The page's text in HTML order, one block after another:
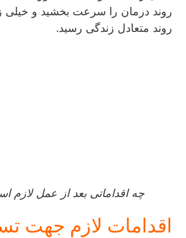
روند درمان را سرعت بخشید و خیلی
روند متعادل زندگی رسید.
چه اقداماتی بعد از عمل لازم
اقدامات لازم جهت